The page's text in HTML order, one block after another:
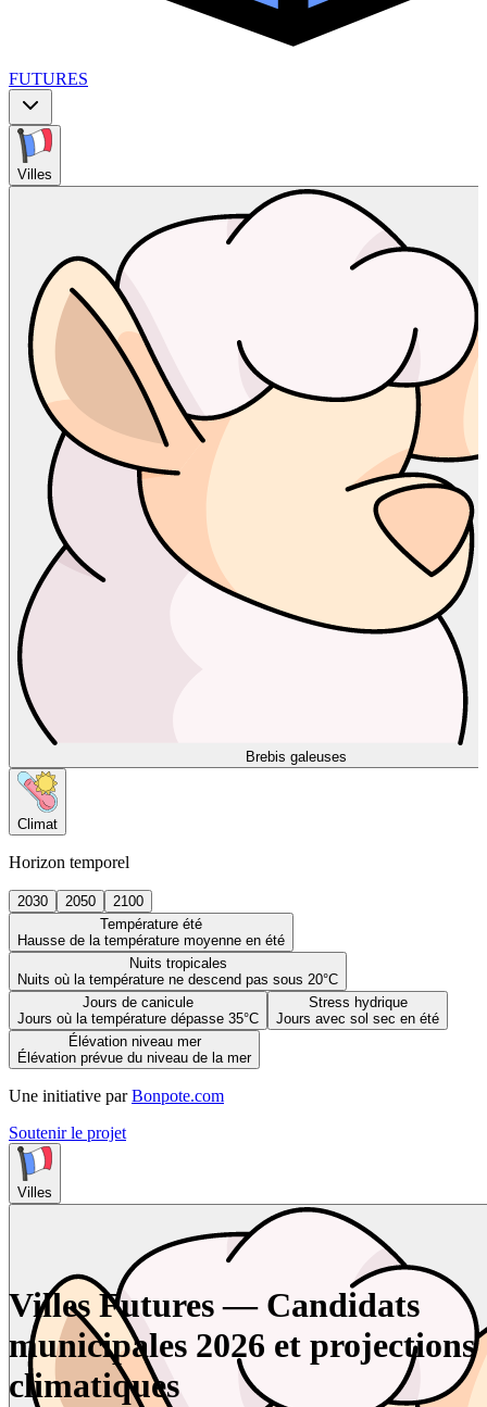
FUTURES
Villes
Brebis galeuses
Climat
Horizon temporel
2030 2050
2100
Température été
Hausse de la température moyenne en été
Nuits tropicales
Nuits où la température ne descend pas sous 20°C
Jours de canicule
Jours où la température dépasse 35°C
Stress hydrique
Jours avec sol sec en été
Élévation niveau mer
Élévation prévue du niveau de la mer
Une initiative par Bonpote.com
Soutenir le projet
Villes
Villes Futures — Candidats
municipales 2026 et projections
climatiques